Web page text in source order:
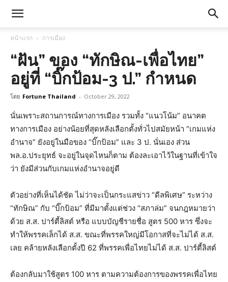
หน้าแรก การเมือง
“ฝัน” ของ “ทักษิณ-เพื่อไทย”
อยู่ที่ “บิ๊กป้อม-3 ป.” กำหนด
โดย Fortune Thailand - October 29, 2022
นั่นเพราะสถานการณ์ทางการเมือง รวมทั้ง “แนวโน้ม” อนาคต
ทางการเมือง อย่างน้อยที่สุดหลังเลือกตั้งทั่วไปสมัยหน้า “เกมแห่ง
อำนาจ” ยังอยู่ในมือของ “บิ๊กป้อม” และ 3 ป. นั่นเอง ส่วน
พล.อ.ประยุทธ์ จะอยู่ในจุดไหนก็ตาม ต้องละเอาไว้ในฐานที่เข้าใจ
ว่า ยังมีส่วนกับเกมแห่งอำนาจอยู่ดี
ตัวอย่างที่เห็นได้ชัด ไม่ว่าจะเป็นกระแสข่าว “ดีลพิเศษ” ระหว่าง
“ทักษิณ” กับ “บิ๊กป้อม” ที่มีมาตั้งแต่ช่วง “สภาล่ม” จนกฎหมายว่า
ด้วย ส.ส. ปาร์ตี้ลิสต์ หรือ แบบบัญชีรายชื่อ สูตร 500 หาร ซึ่งจะ
ทำให้พรรคเล็กได้ ส.ส. ขณะที่พรรคใหญ่มีโอกาสที่จะไม่ได้ ส.ส.
เลย คล้ายหลังเลือกตั้งปี 62 ที่พรรคเพื่อไทยไม่ได้ ส.ส. ปาร์ตี้ลิสต์
ต้องกลับมาใช้สูตร 100 หาร ตามความต้องการของพรรคเพื่อไทย